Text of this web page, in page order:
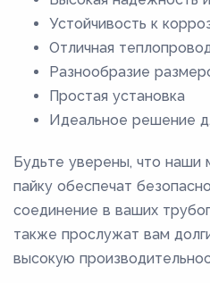
Устойчивость к
Отличная
Разнообразие
Простая установка
Идеальное решение
Будьте уверены, что наши
пайку обеспечат
соединение в ваших
также прослужат вам
высокую